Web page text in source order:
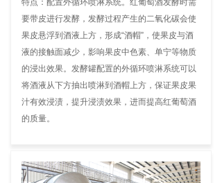
特点：配置外循环喷淋系统。红葡萄酒发酵时需
要带皮进行发酵，发酵过程产生的二氧化碳会使
果皮悬浮到酒液上方，形成“酒帽”，使果皮与酒
液的接触面减少，影响果皮中色素、单宁等物质
的浸出效果。发酵罐配置的外循环喷淋系统可以
将酒液从下方抽出喷淋到酒帽上方，保证果皮果
汁有效浸渍，提升浸渍效果，进而提高红葡萄酒
的质量。